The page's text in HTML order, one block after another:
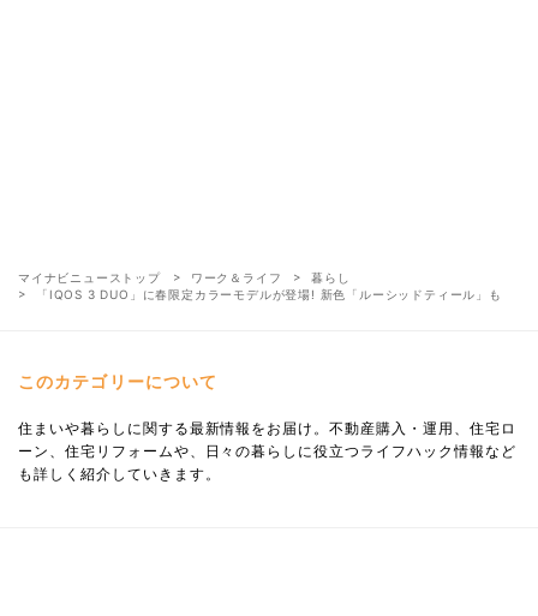
マイナビニューストップ ワーク＆ライフ
暮らし
「IQOS 3 DUO」に春限定カラーモデルが登場! 新色「ルーシッドティール」も
このカテゴリーについて
住まいや暮らしに関する最新情報をお届け。不動産購入・運用、住宅ロ
ーン、住宅リフォームや、日々の暮らしに役立つライフハック情報など
も詳しく紹介していきます。